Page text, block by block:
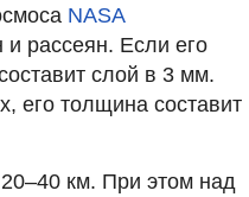
NASA
и рассеян. Если его
слой в 3 мм.
его толщина составит
км. При этом над